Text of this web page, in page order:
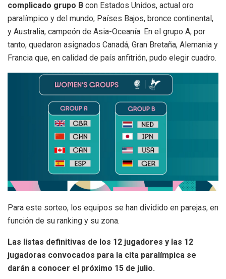
complicado grupo B con Estados Unidos, actual oro
paralímpico y del mundo; Países Bajos, bronce continental,
y Australia, campeón de Asia-Oceanía. En el grupo A, por
tanto, quedaron asignados Canadá, Gran Bretaña, Alemania y
Francia que, en calidad de país anfitrión, pudo elegir cuadro.
Para este sorteo, los equipos se han dividido en parejas, en
función de su ranking y su zona.
Las listas definitivas de los 12 jugadores y las 12
jugadoras convocados para la cita paralímpica se
darán a conocer el próximo 15 de julio.